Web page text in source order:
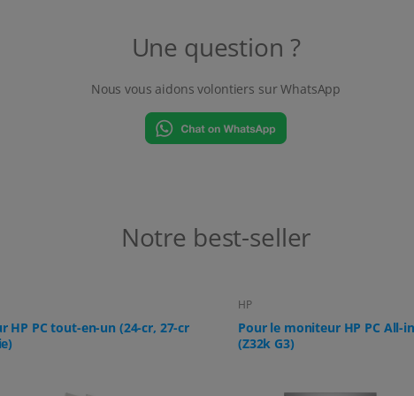
Une question ?
Nous vous aidons volontiers sur WhatsApp
Notre best-seller
le moniteur HP PC All-in-One
G3)
HP
Pour HP All-in-One PC
G9, 24-f0006ng)